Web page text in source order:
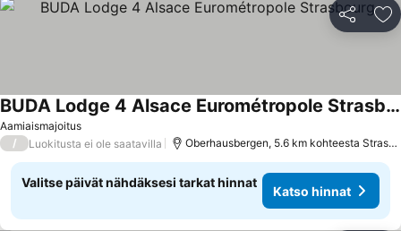
Jaa
Aamiaismajoitus
BUDA Lodge 4 Alsace Eurométropole Strasbourg
/ Luokitusta ei ole saatavilla Oberhausbergen, 5.6 km kohteesta Strasbourg
Valitse päivät nähdäksesi tarkat hinnat
Katso hinnat